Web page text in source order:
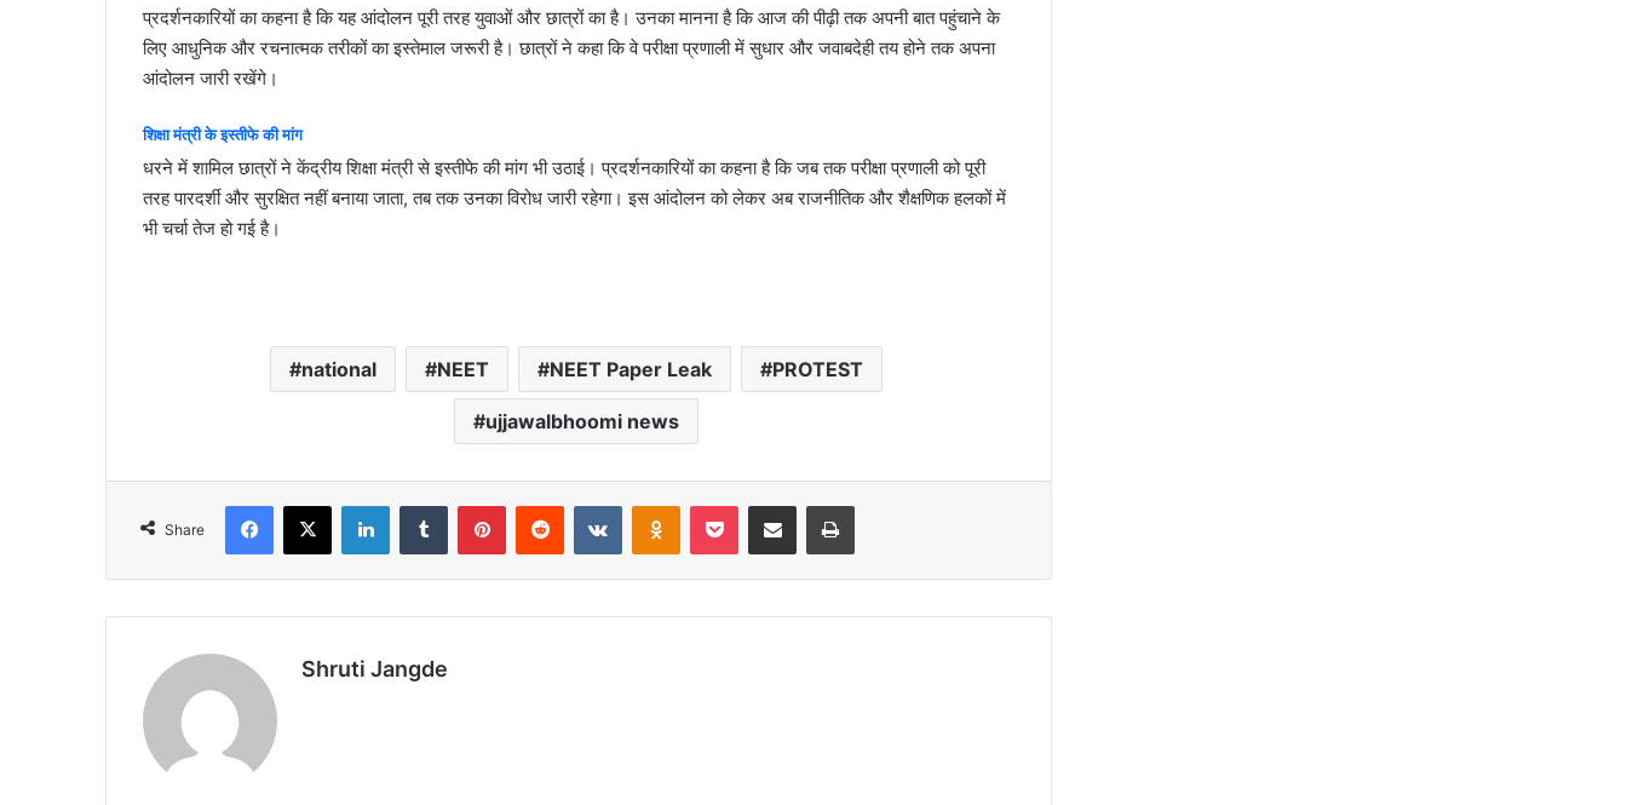
प्रदर्शनकारियों का कहना है कि यह आंदोलन पूरी तरह युवाओं और छात्रों का है। उनका मानना है कि आज की पीढ़ी तक अपनी बात पहुंचाने के
लिए आधुनिक और रचनात्मक तरीकों का इस्तेमाल जरूरी है। छात्रों ने कहा कि वे परीक्षा प्रणाली में सुधार और जवाबदेही तय होने तक अपना
आंदोलन जारी रखेंगे।
शिक्षामंत्रीकेइस्तीफेकीमांग
धरने में शामिल छात्रों ने केंद्रीय शिक्षा मंत्री से इस्तीफे की मांग भी उठाई। प्रदर्शनकारियों का कहना है कि जब तक परीक्षा प्रणाली को पूरी
तरह पारदर्शी और सुरक्षित नहीं बनाया जाता, तब तक उनका विरोध जारी रहेगा। इस आंदोलन को लेकर अब राजनीतिक और शैक्षणिक हलकों में
भी चर्चा तेज हो गई है।
national NEET NEET Paper Leak PROTEST
ujjawalbhoomi news
Share
Facebook
X LinkedInTumblr PinterestReddit VKontakteOdnoklassniki
Pocket Share via Email Print
Shruti Jangde